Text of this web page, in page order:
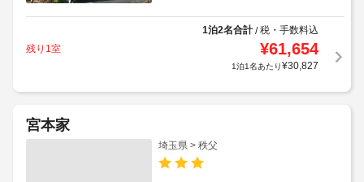
1泊2名合計/税・手数料込
残り1室
¥61,654
1泊1名あたり¥30,827
宮本家
埼玉県 > 秩父